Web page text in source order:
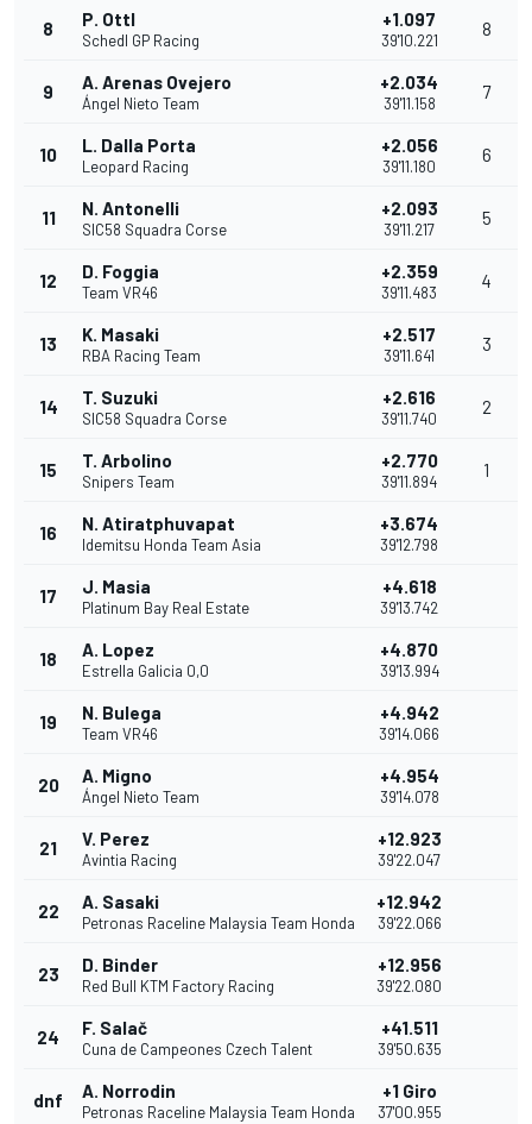
8 P. Ottl
Schedl GP Racing
+1.097
39'10.221
8
9 A. Arenas Ovejero
Ángel Nieto Team
+2.034
39'11.158
7
10 L. Dalla Porta
Leopard Racing
+2.056
39'11.180
6
11 N. Antonelli
SIC58 Squadra Corse
+2.093
39'11.217
5
12 D. Foggia
Team VR46
+2.359
39'11.483
4
13 K. Masaki
RBA Racing Team
+2.517
39'11.641
3
14 T. Suzuki
SIC58 Squadra Corse
+2.616
39'11.740
2
15 T. Arbolino
Snipers Team
+2.770
39'11.894
1
16 N. Atiratphuvapat
Idemitsu Honda Team Asia
+3.674
39'12.798
17 J. Masia
Platinum Bay Real Estate
+4.618
39'13.742
18 A. Lopez
Estrella Galicia 0,0
+4.870
39'13.994
19 N. Bulega
Team VR46
+4.942
39'14.066
20 A. Migno
Ángel Nieto Team
+4.954
39'14.078
21 V. Perez
Avintia Racing
+12.923
39'22.047
22 A. Sasaki
Petronas Raceline Malaysia Team Honda
+12.942
39'22.066
23 D. Binder
Red Bull KTM Factory Racing
+12.956
39'22.080
24 F. Salač
Cuna de Campeones Czech Talent
+41.511
39'50.635
dnf A. Norrodin
Petronas Raceline Malaysia Team Honda
+1 Giro
37'00.955